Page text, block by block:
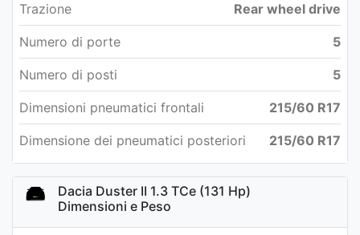
Trazione Rear wheel drive
Numero di porte 5
Numero di posti 5
Dimensioni pneumatici frontali 215/60 R17
Dimensione dei pneumatici posteriori 215/60 R17
Dacia Duster II 1.3 TCe (131 Hp)
Dimensioni e Peso